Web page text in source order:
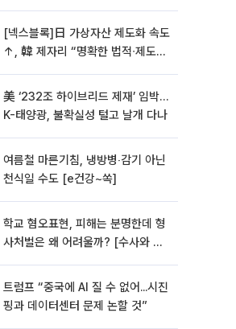
[넥스블록]日 가상자산 제도화 속도
↑, 韓 제자리 “명확한 법적∙제도적
美 ‘232조 하이브리드 제재’ 임박…
K-태양광, 불확실성 털고 날개 다나
여름철 마른기침, 냉방병‧감기 아닌
천식일 수도 [e건강~쏙]
학교 혐오표현, 피해는 분명한데 형
사처벌은 왜 어려울까? [수사와 재
트럼프 “중국에 AI 질 수 없어...시진
핑과 데이터센터 문제 논할 것”